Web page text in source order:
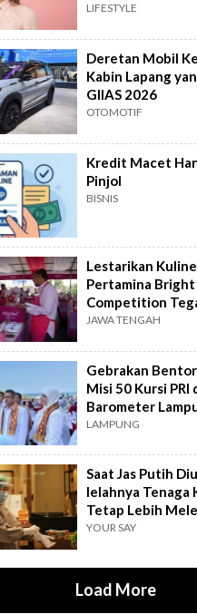
LIFESTYLE
Deretan Mobil
Kabin Lapang
GIIAS 2026
OTOMOTIF
Kredit Macet
Pinjol
BISNIS
Lestarikan
Pertamina Bright
Competition
Baru
JAWA TENGAH
Gebrakan
Misi 50 Kursi PRI
Barometer
LAMPUNG
Saat Jas Putih
lelahnya Tenaga
Tetap Lebih
Pasien
YOUR SAY
Load More